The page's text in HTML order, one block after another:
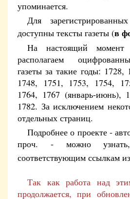
упоминается.
Для
доступны тексты газеты (в
На настоящий
располагаем
газеты за такие годы: 1728,
1748, 1751, 1753, 1754,
1764, 1767 (январь-июнь),
1782. За исключением
отдельных страниц.
Подробнее о проекте -
проч. - можно
соответствующим ссылкам из
Так как работа над
продолжается, при